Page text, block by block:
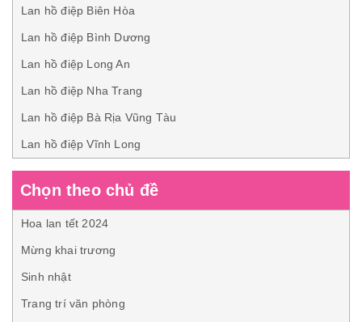
Lan hồ điệp Biên Hòa
Lan hồ điệp Bình Dương
Lan hồ điệp Long An
Lan hồ điệp Nha Trang
Lan hồ điệp Bà Rịa Vũng Tàu
Lan hồ điệp Vĩnh Long
Chọn theo chủ đề
Hoa lan tết 2024
Mừng khai trương
Sinh nhật
Trang trí văn phòng